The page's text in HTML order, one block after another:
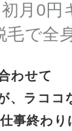
月0
で全
わせて
ラココ
事終わ